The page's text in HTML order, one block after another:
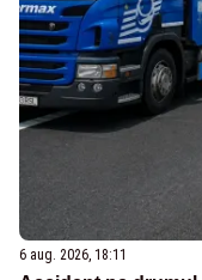
6 aug. 2026, 18:11